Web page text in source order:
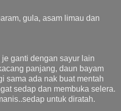
gula, asam limau dan
ganti dengan sayur lain
panjang, daun bayam
sama ada nak buat mentah
sedap dan membuka selera.
untuk diratah.